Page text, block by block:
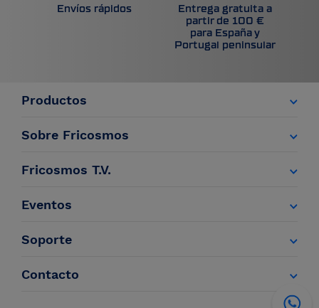
Envíos rápidos
Entrega gratuita a
partir de 100 €
para España y
Portugal peninsular
Productos
Sobre Fricosmos
Fricosmos T.V.
Eventos
Soporte
Contacto